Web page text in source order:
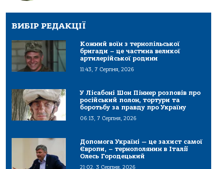
ВИБІР РЕДАКЦІЇ
Кожний воїн з тернопільської
бригади – це частина великої
артилерійської родини
11:43, 7 Серпня, 2026
У Лісабоні Шон Піннер розповів про
російський полон, тортури та
боротьбу за правду про Україну
06:13, 7 Серпня, 2026
Допомога Україні — це захист самої
Європи, – тернополянин в Італії
Олесь Городецький
21:02, 3 Серпня, 2026